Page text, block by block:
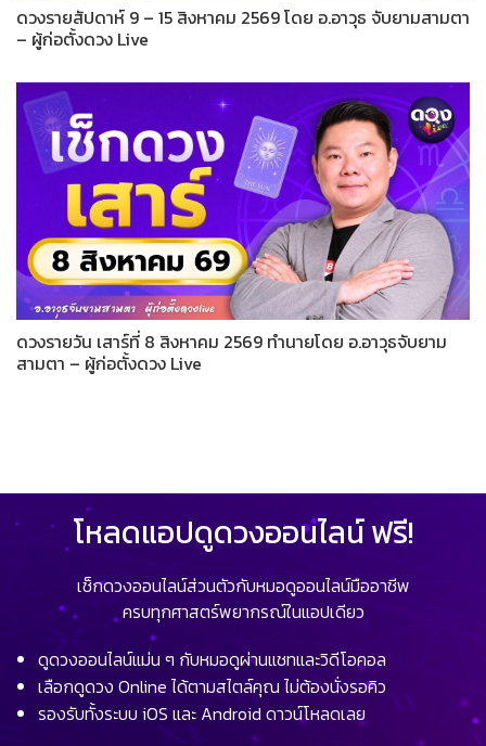
ดวงรายสัปดาห์ 9 – 15 สิงหาคม 2569 โดย อ.อาวุธ จับยามสามตา
– ผู้ก่อตั้งดวง Live
ดวงรายวัน เสาร์ที่ 8 สิงหาคม 2569 ทำนายโดย อ.อาวุธจับยาม
สามตา – ผู้ก่อตั้งดวง Live
โหลดแอปดูดวงออนไลน์ ฟรี!
เช็กดวงออนไลน์ส่วนตัวกับหมอดูออนไลน์มืออาชีพ
ครบทุกศาสตร์พยากรณ์ในแอปเดียว
ดูดวงออนไลน์แม่น ๆ กับหมอดูผ่านแชทและวิดีโอคอล
เลือกดูดวง Online ได้ตามสไตล์คุณ ไม่ต้องนั่งรอคิว
รองรับทั้งระบบ iOS และ Android ดาวน์โหลดเลย